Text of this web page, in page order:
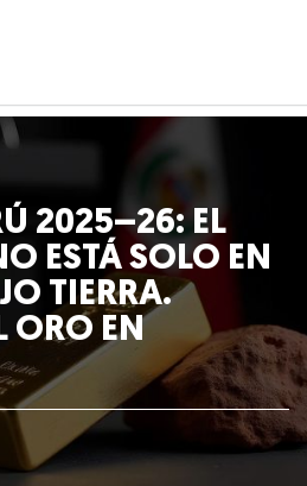
2025–26: EL
ESTÁ SOLO EN
TIERRA.
ORO EN